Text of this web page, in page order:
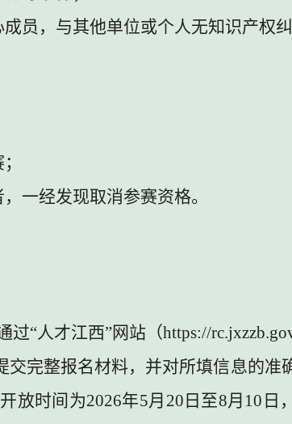
员，与其他单位或个人无知识产权纠
一经发现取消参赛资格。
过“人才江西”网站 （https://
完整报名材料，并对所填信息的准
放时间为2026年5月 20 日至8月 10 日